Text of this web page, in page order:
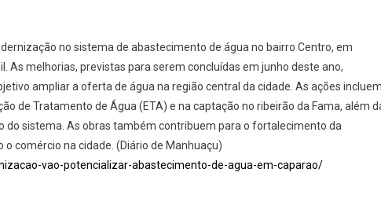
no sistema de abastecimento de água no bairro Centro, em
As melhorias, previstas para serem concluídas em junho deste ano,
ampliar a oferta de água na região central da cidade. As ações incluem
de Tratamento de Água (ETA) e na captação no ribeirão da Fama, além
do sistema. As obras também contribuem para o fortalecimento da
comércio na cidade. (Diário de Manhuaçu)
vao-potencializar-abastecimento-de-agua-em-caparao/